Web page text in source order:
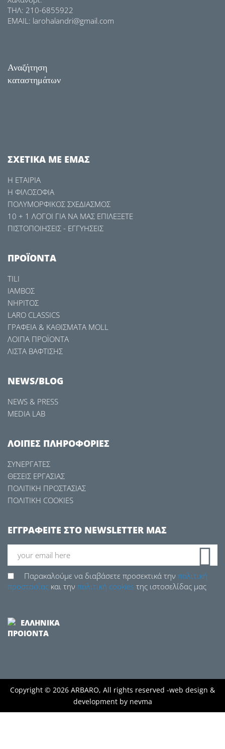
ΤΗΛ: 210-6855922
EMAIL: larohalandri@gmail.com
Αναζήτηση
καταστημάτων
ΣXETIKA ME ΕΜΑΣ
Η ΕΤΑΙΡΙΑ
Η ΦΙΛΟΣΟΦΙΑ
ΠΟΛΥΜΟΡΦΙΚΟΣ ΣΧΕΔΙΑΣΜΟΣ
10 + 1 ΛOΓΟΙ ΓΙΑ ΝΑ ΜΑΣ ΕΠΙΛΕΞΕΤΕ
ΠΙΣΤΟΠΟΙΗΣΕΙΣ - ΕΓΓΥΗΣΕΙΣ
ΠΡΟΪΟΝΤΑ
TILI
ΙΑΜΒΟΣ
ΝΗΡΙΤΟΣ
LARO CLASSICS
ΓΡΑΦΕΙΑ & ΚΑΘΙΣΜΑΤΑ MOLL
ΛΟΙΠΑ ΠΡΟΪΟΝΤΑ
ΛΙΣΤΑ ΒΑΦΤΙΣΗΣ
NEWS/BLOG
NEWS & PRESS
MEDIA LAB
ΛΟΙΠΕΣ ΠΛΗΡΟΦΟΡΙΕΣ
ΣΥΝΕΡΓΑΤΕΣ
ΘΕΣΕΙΣ ΕΡΓΑΣΙΑΣ
ΠΟΛΙΤΙΚΗ ΠΡΟΣΤΑΣΙΑΣ
ΠΟΛΙΤΙΚΗ COOKIES
ΕΓΓΡΑΦΕΙΤΕ ΣΤΟ NEWSLETTER ΜΑΣ
Παρακαλούμε να διαβάσετε προσεκτικά την πολιτική
προστασίας και την πολιτική cookies της ιστοσελίδας μας
ΕΛΛΗΝΙΚΑ
ΠΡΟΙΟΝΤΑ
Copyright © 2026 ARBARO, All rights reserved -web design &
development by nevma